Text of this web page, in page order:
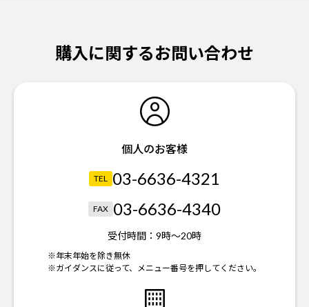
購入に関するお問い合わせ
個人のお客様
TEL 03-6636-4321
FAX 03-6636-4340
受付時間： 9時～20時
※年末年始を除き無休
※ガイダンスに従って、メニュー番号を押してください。